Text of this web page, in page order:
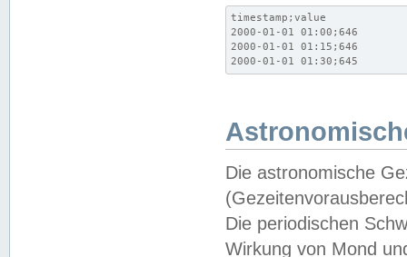
timestamp;value
2000-01-01 01:00;646
2000-01-01 01:15;646
2000-01-01 01:30;645
Die astronomische
Die periodischen
Wirkung von Mond